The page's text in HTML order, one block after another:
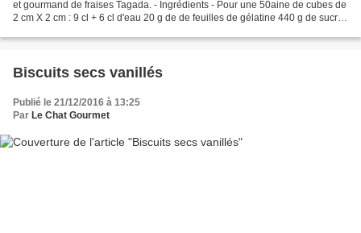
et gourmand de fraises Tagada. - Ingrédients - Pour une 50aine de cubes de
2 cm X 2 cm : 9 cl + 6 cl d'eau 20 g de de feuilles de gélatine 440 g de sucre
Biscuits secs vanillés
Publié le 21/12/2016 à 13:25
Par Le Chat Gourmet